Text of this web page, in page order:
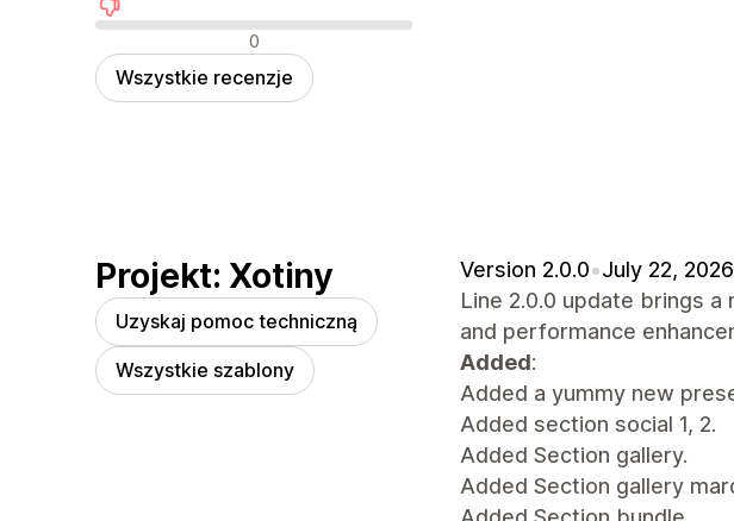
Negatywne recenzje
0
Wszystkie recenzje
Projekt: Xotiny
Uzyskaj pomoc techniczną
Wszystkie szablony
Version 2.0.0•July 22, 2026
Line 2.0.0 update brings
and performance
Added:
Added a yummy new
Added section social 1, 2.
Added Section gallery.
Added Section gallery